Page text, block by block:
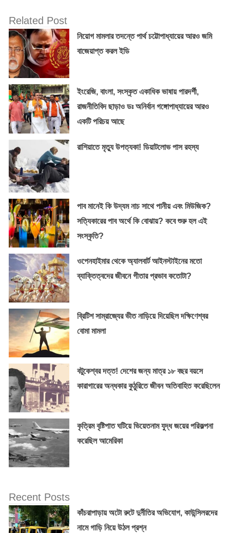
Related Post
নিয়োগ মামলার তদন্তে পার্থ চট্টোপাধ্যায়ের আরও জমি
বাজেয়াপ্ত করল ইডি
ইংরেজি, বাংলা, সংস্কৃত একাধিক ভাষায় পারদর্শী,
রাজনীতিবিদ ছাড়াও ডঃ অনির্বান গঙ্গোপাধ্যায়ের আরও
একটি পরিচয় আছে
রাশিয়াতে মৃত্যু উপত্যকা! ডিয়াটলোভ পাস রহস্য
পাব মানেই কি উদ্যম নাচ সাথে পানীয় এবং মিউজিক?
সত্যিকারের পাব অর্থে কি বোঝায়? কবে শুরু হল এই
সংস্কৃতি?
ওপেনহাইমার থেকে অ্যালবার্ট আইনস্টাইনের মতো
ব্যাক্তিত্বদের জীবনে গীতার প্রভাব কতোটা?
ব্রিটিশ সাম্রাজ্যের ভীত নাড়িয়ে দিয়েছিল দক্ষিণেশ্বর
বোমা মামলা
বটুকেশ্বর দত্ত! দেশের জন্য মাত্র ১৮ বছর বয়সে
কারাগারের অন্ধকার কুঠুরিতে জীবন অতিবাহিত করেছিলেন
কৃত্রিম বৃষ্টিপাত ঘটিয়ে ভিয়েতনাম যুদ্ধ জয়ের পরিকল্পনা
করেছিল আমেরিকা
Recent Posts
কাঁচরাপাড়ায় অটো রুটে দুর্নীতির অভিযোগ, কাউন্সিলরদের
নামে গাড়ি নিয়ে উঠল প্রশ্ন